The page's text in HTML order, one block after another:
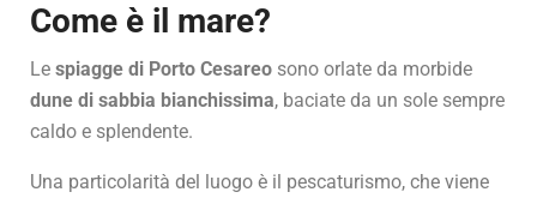
Come è il mare?
Le spiagge di Porto Cesareo sono orlate da morbide
dune di sabbia bianchissima, baciate da un sole sempre
caldo e splendente.
Una particolarità del luogo è il pescaturismo, che viene